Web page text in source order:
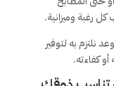
كل رغبة وميزانية.
نلتزم به لتوفير
كفاءته.